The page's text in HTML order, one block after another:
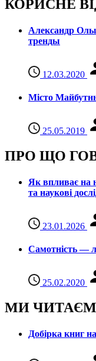
КОРИСНЕ
Александр
тренды
12.03.2020
Місто
25.05.2019
ПРО ЩО
Як впливає на
та наукові
23.01.2026
Самотність —
25.02.2020
МИ
Добірка книг